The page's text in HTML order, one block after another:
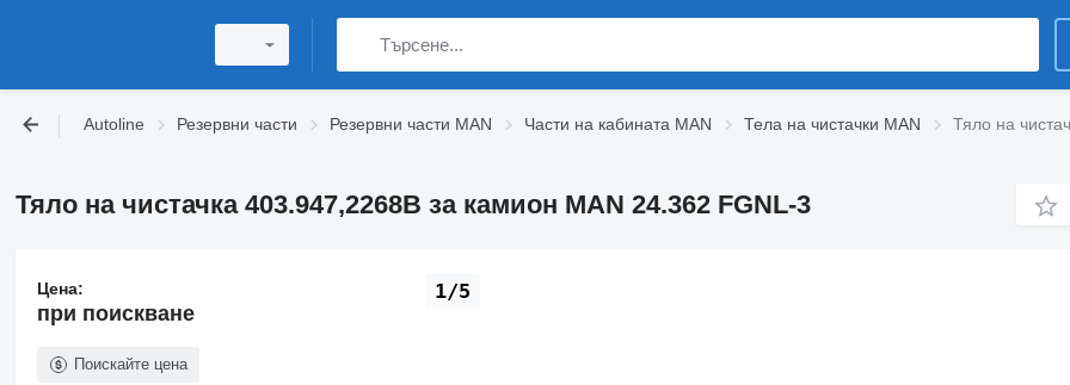
Autoline Резервни части Резервни части MAN Части на кабината MAN Тела на чистачки MAN Тяло на
Тяло на чистачка 403.947,2268B за камион MAN 24.362 FGNL-3
1/5
Цена:
при поискване
Поискайте цена